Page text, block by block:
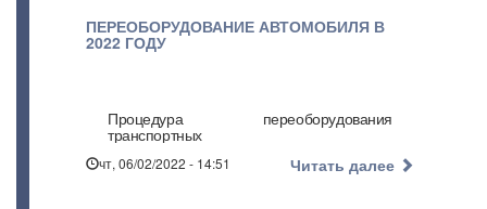
ПЕРЕОБОРУДОВАНИЕ АВТОМОБИЛЯ В
2022 ГОДУ
Процедура переоборудования
транспортных
чт, 06/02/2022 - 14:51 Читать далее